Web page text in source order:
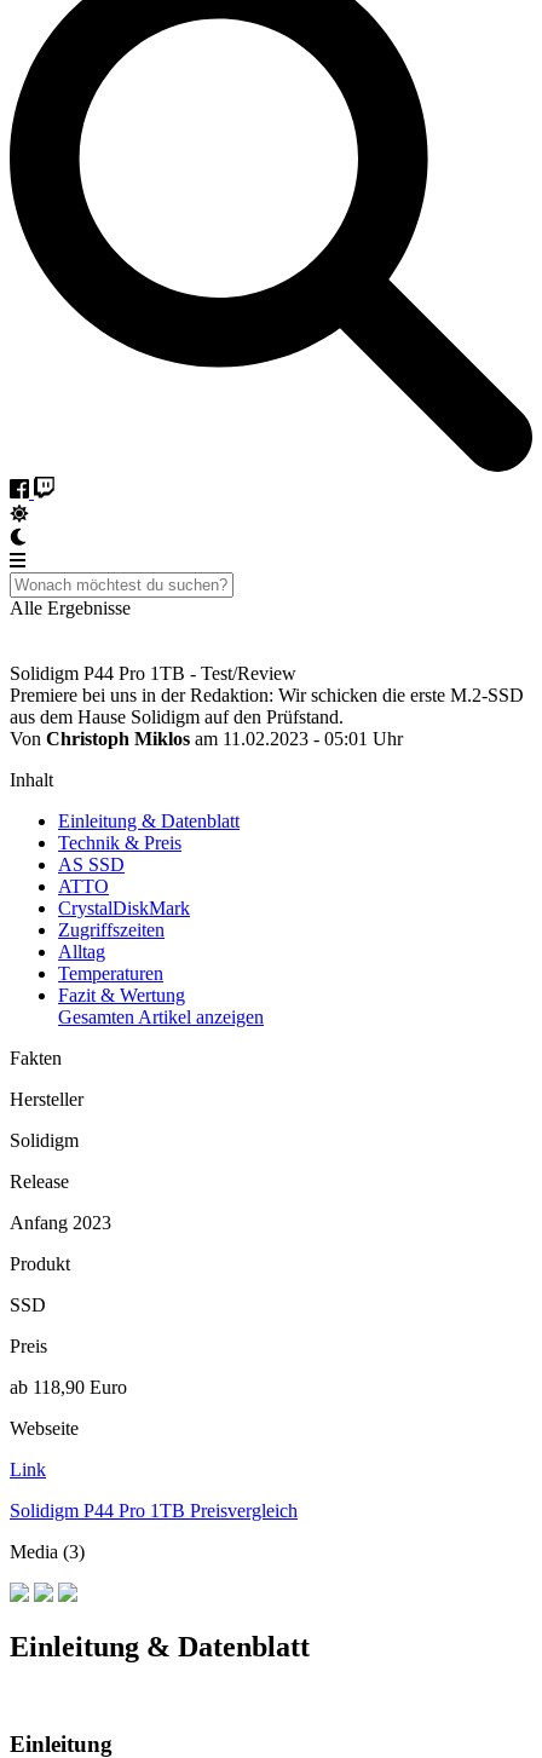
Alle Ergebnisse
Solidigm P44 Pro 1TB - Test/Review
Premiere bei uns in der Redaktion: Wir schicken die erste M.2-SSD
aus dem Hause Solidigm auf den Prüfstand.
Von Christoph Miklos am 11.02.2023 - 05:01 Uhr
Inhalt
Einleitung & Datenblatt
Technik & Preis
AS SSD
ATTO
CrystalDiskMark
Zugriffszeiten
Alltag
Temperaturen
Fazit & Wertung
Gesamten Artikel anzeigen
Fakten
Hersteller
Solidigm
Release
Anfang 2023
Produkt
SSD
Preis
ab 118,90 Euro
Webseite
Link
Solidigm P44 Pro 1TB Preisvergleich
Media (3)
Einleitung & Datenblatt
Einleitung